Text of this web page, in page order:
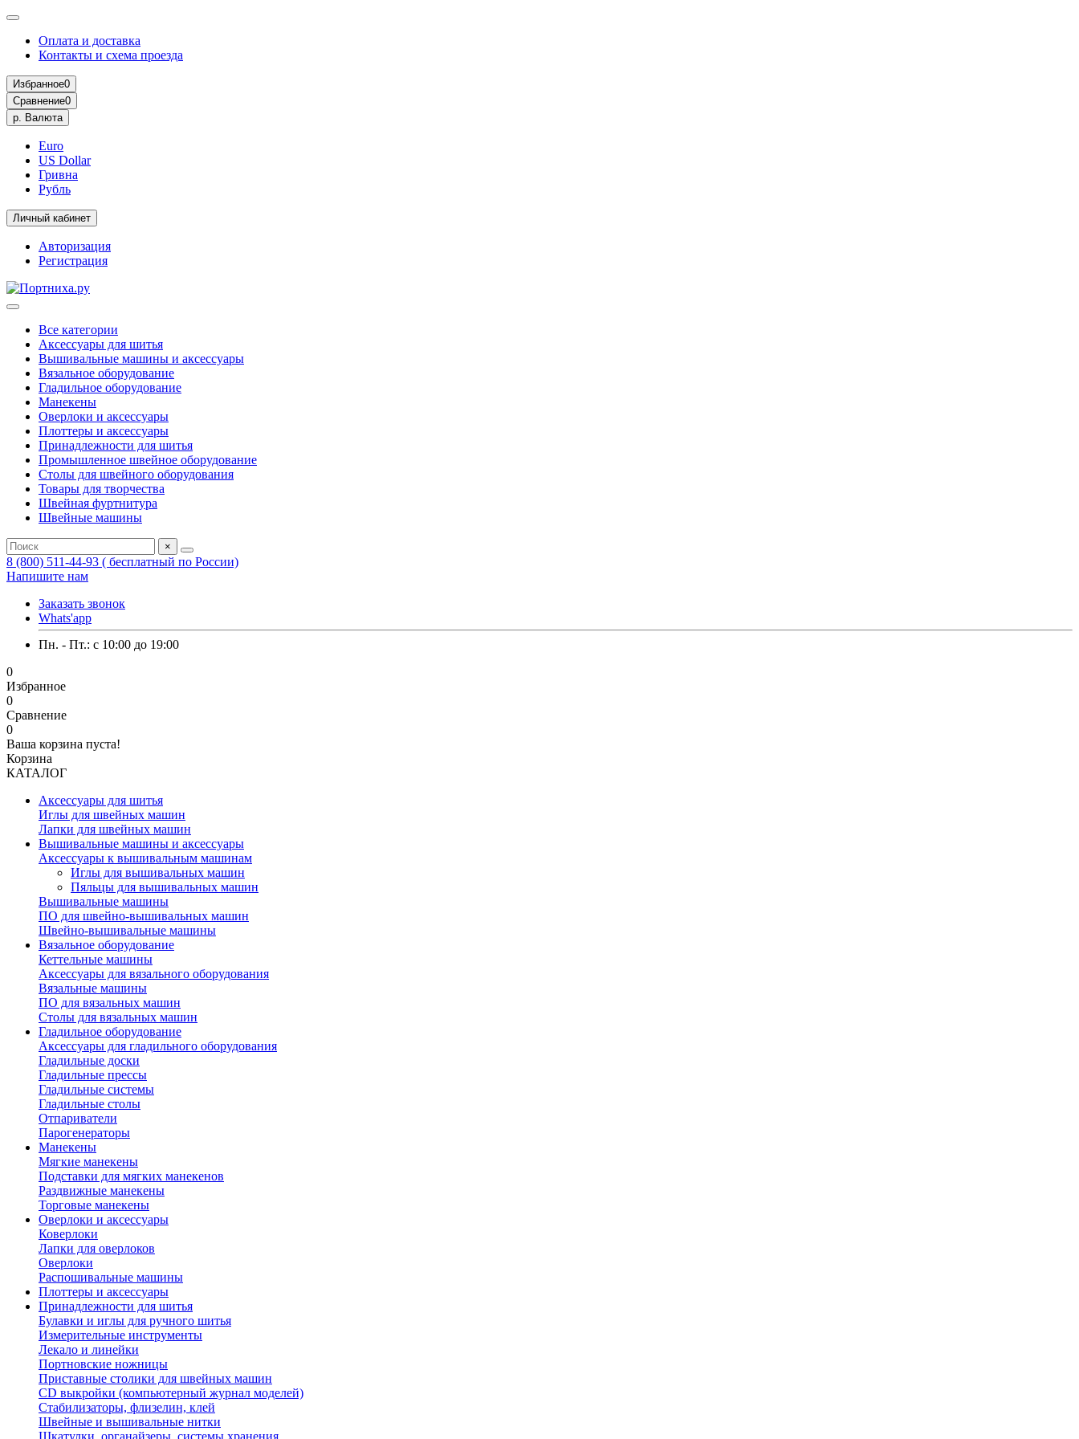
Оплата и доставка
Контакты и схема проезда
Избранное0
Сравнение0
р. Валюта
Euro
US Dollar
Гривна
Рубль
Личный кабинет
Авторизация
Регистрация
Все категории
Аксессуары для шитья
Вышивальные машины и аксессуары
Вязальное оборудование
Гладильное оборудование
Манекены
Оверлоки и аксессуары
Плоттеры и аксессуары
Принадлежности для шитья
Промышленное швейное оборудование
Столы для швейного оборудования
Товары для творчества
Швейная фуртнитура
Швейные машины
×
8 (800) 511-44-93 ( бесплатный по России)
Напишите нам
Заказать звонок
Whats'app
Пн. - Пт.: c 10:00 до 19:00
0
Избранное
0
Сравнение
0
Ваша корзина пуста!
Корзина
КАТАЛОГ
Аксессуары для шитья
Иглы для швейных машин
Лапки для швейных машин
Вышивальные машины и аксессуары
Аксессуары к вышивальным машинам
Иглы для вышивальных машин
Пяльцы для вышивальных машин
Вышивальные машины
ПО для швейно-вышивальных машин
Швейно-вышивальные машины
Вязальное оборудование
Кеттельные машины
Аксессуары для вязального оборудования
Вязальные машины
ПО для вязальных машин
Столы для вязальных машин
Гладильное оборудование
Аксессуары для гладильного оборудования
Гладильные доски
Гладильные прессы
Гладильные системы
Гладильные столы
Отпариватели
Парогенераторы
Манекены
Мягкие манекены
Подставки для мягких манекенов
Раздвижные манекены
Торговые манекены
Оверлоки и аксессуары
Коверлоки
Лапки для оверлоков
Оверлоки
Распошивальные машины
Плоттеры и аксессуары
Принадлежности для шитья
Булавки и иглы для ручного шитья
Измерительные инструменты
Лекало и линейки
Портновские ножницы
Приставные столики для швейных машин
СD выкройки (компьютерный журнал моделей)
Стабилизаторы, флизелин, клей
Швейные и вышивальные нитки
Шкатулки, органайзеры, системы хранения